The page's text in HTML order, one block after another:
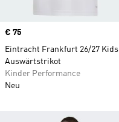
Price
€ 75
Eintracht Frankfurt 26/27 Kids
Auswärtstrikot
Kinder Performance
Neu